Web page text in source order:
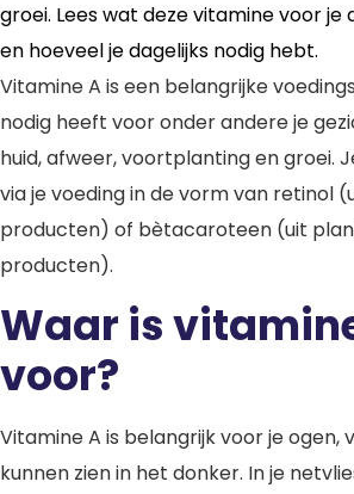
groei. Lees wat deze vitamine voor je
en hoeveel je dagelijks nodig hebt.
Vitamine A is een belangrijke
nodig heeft voor onder andere je
huid, afweer, voortplanting en groei.
via je voeding in de vorm van retinol
producten) of bètacaroteen (uit
producten).
Waar is
voor?
Vitamine A is belangrijk voor je ogen,
kunnen zien in het donker. In je